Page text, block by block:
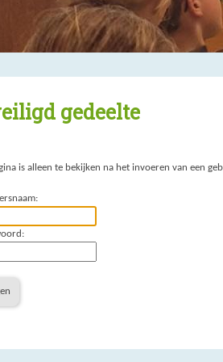
gedeelte
is alleen te bekijken na het invoeren van een